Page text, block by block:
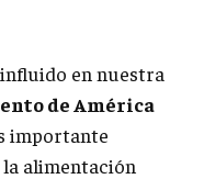
en nuestra
de América
importante
alimentación